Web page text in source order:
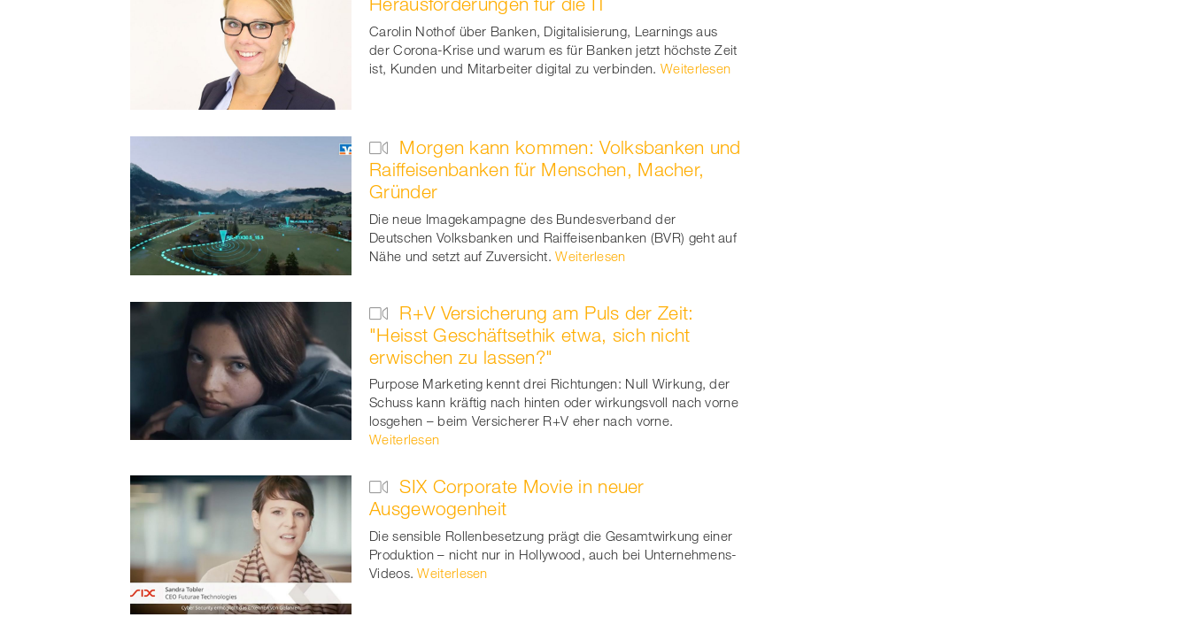
Carolin Nothof über Banken, Digitalisierung, Learnings aus
der Corona-Krise und warum es für Banken jetzt höchste Zeit
ist, Kunden und Mitarbeiter digital zu verbinden. Weiterlesen
Morgen kann kommen: Volksbanken und
Raiffeisenbanken für Menschen, Macher,
Gründer
Die neue Imagekampagne des Bundesverband der
Deutschen Volksbanken und Raiffeisenbanken (BVR) geht auf
Nähe und setzt auf Zuversicht. Weiterlesen
R+V Versicherung am Puls der Zeit:
"Heisst Geschäftsethik etwa, sich nicht
erwischen zu lassen?"
Purpose Marketing kennt drei Richtungen: Null Wirkung, der
Schuss kann kräftig nach hinten oder wirkungsvoll nach vorne
losgehen – beim Versicherer R+V eher nach vorne.
Weiterlesen
SIX Corporate Movie in neuer
Ausgewogenheit
Die sensible Rollenbesetzung prägt die Gesamtwirkung einer
Produktion – nicht nur in Hollywood, auch bei Unternehmens-
Videos. Weiterlesen